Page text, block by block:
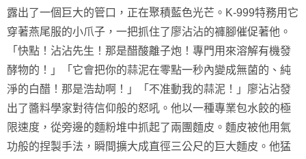
露出了一個巨大的管口，正在聚積藍色光芒。K-999特務用它
穿著燕尾服的小爪子，一把抓住了廖沾沾的褲腳催促著他。
「快點！沾沾先生！那是醋酸離子炮！專門用來溶解有機發
酵物的！」「它會把你的蒜泥在零點一秒內變成無菌的、純
淨的白醋！那是浩劫啊！」「不准動我的蒜泥！」廖沾沾發
出了醬料學家對待信仰般的怒吼。他以一種專業包水餃的極
限速度，從旁邊的麵粉堆中抓起了兩團麵皮。麵皮被他用氣
功般的捏製手法，瞬間擴大成直徑三公尺的巨大麵皮。他猛